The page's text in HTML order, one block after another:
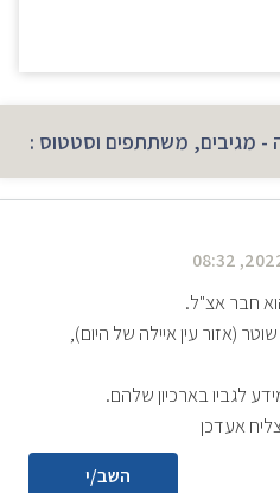
מגיבים, משתתפים וסטטוס :
חבר אצ"ל.
(אזור עין איילה של היום),
לגביו בארכיון שלהם.
אעדכן
השב/י